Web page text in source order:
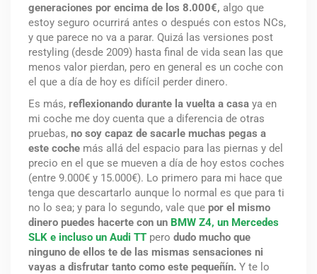
generaciones por encima de los 8.000€, algo que
estoy seguro ocurrirá antes o después con estos NCs,
y que parece no va a parar. Quizá las versiones post
restyling (desde 2009) hasta final de vida sean las que
menos valor pierdan, pero en general es un coche con
el que a día de hoy es difícil perder dinero.
Es más, reflexionando durante la vuelta a casa ya en
mi coche me doy cuenta que a diferencia de otras
pruebas, no soy capaz de sacarle muchas pegas a
este coche más allá del espacio para las piernas y del
precio en el que se mueven a día de hoy estos coches
(entre 9.000€ y 15.000€). Lo primero para mi hace que
tenga que descartarlo aunque lo normal es que para ti
no lo sea; y para lo segundo, vale que por el mismo
dinero puedes hacerte con un BMW Z4, un Mercedes
SLK e incluso un Audi TT pero dudo mucho que
ninguno de ellos te de las mismas sensaciones ni
vayas a disfrutar tanto como este pequeñín. Y te lo